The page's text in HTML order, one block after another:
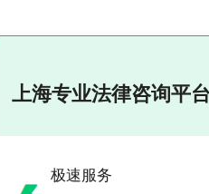
上海专业法律咨询平台
极速服务